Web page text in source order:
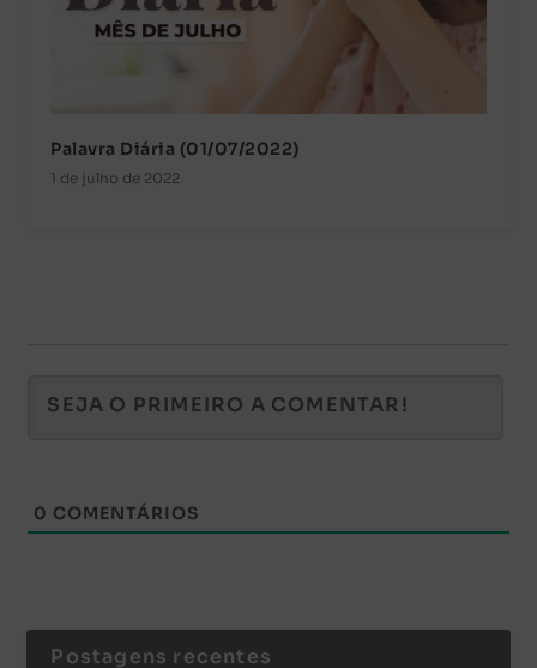
Palavra Diária (01/07/2022)
1 de julho de 2022
0 COMENTÁRIOS
Postagens recentes